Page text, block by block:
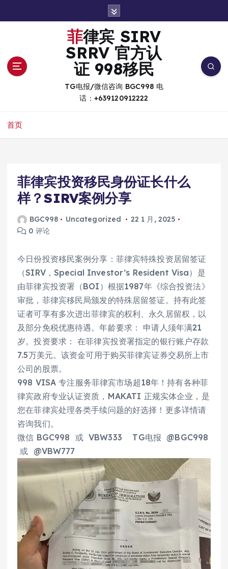
菲律宾 SIRV
SRRV 官方认
证 998移民
TG电报/微信咨询 BGC998 电
话：+639120912222
首页
菲律宾投资移民身份证长什么
样？SIRV案例分享
BGC998 Uncategorized
22 1 月, 2025
0 评论
今日份投资移民案例分享：菲律宾特殊投资居留签证
（SIRV，Special Investor’s Resident Visa）是
由菲律宾投资署（BOI）根据1987年《综合投资法》
审批，菲律宾移民局颁发的特殊居留签证。持有此签
证者可享有多次进出菲律宾的权利、永久居留权，以
及部分免税优惠待遇。年龄要求： 申请人须年满21
岁。投资要求： 在菲律宾投资署指定的银行账户存款
7.5万美元。该资金可用于购买菲律宾证券交易所上市
公司的股票。
998 VISA 专注服务菲律宾市场超18年！持有各种菲
律宾政府专业认证资质，MAKATI 正规实体企业，是
您在菲律宾处理各类手续问题的好选择！更多详情请
咨询我们。
微信 BGC998 或 VBW333 TG电报 @BGC998
或 @VBW777